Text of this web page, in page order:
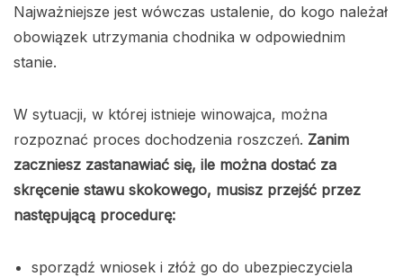
Najważniejsze jest wówczas ustalenie, do kogo należał
obowiązek utrzymania chodnika w odpowiednim
stanie.
W sytuacji, w której istnieje winowajca, można
rozpoznać proces dochodzenia roszczeń. Zanim
zaczniesz zastanawiać się, ile można dostać za
skręcenie stawu skokowego, musisz przejść przez
następującą procedurę:
sporządź wniosek i złóż go do ubezpieczyciela